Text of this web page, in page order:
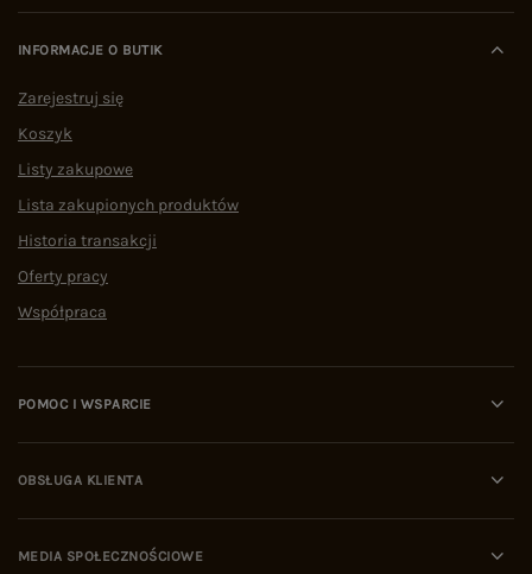
INFORMACJE O BUTIK
Zarejestruj się
Koszyk
Listy zakupowe
Lista zakupionych produktów
Historia transakcji
Oferty pracy
Współpraca
POMOC I WSPARCIE
OBSŁUGA KLIENTA
MEDIA SPOŁECZNOŚCIOWE